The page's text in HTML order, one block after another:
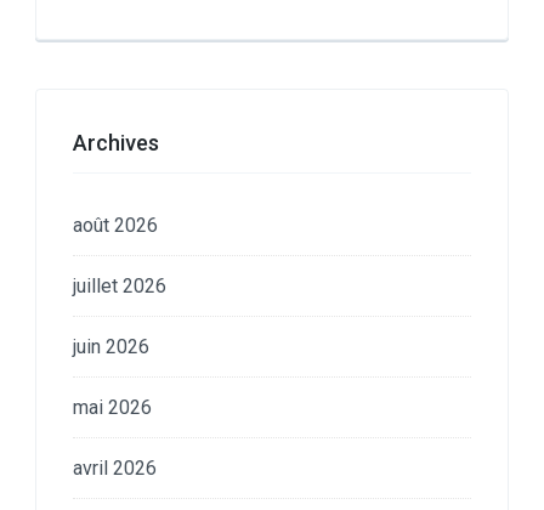
Archives
août 2026
juillet 2026
juin 2026
mai 2026
avril 2026